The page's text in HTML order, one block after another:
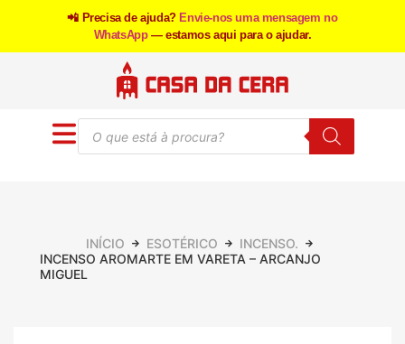
📲 Precisa de ajuda? Envie-nos uma mensagem no
WhatsApp — estamos aqui para o ajudar.
INÍCIO ESOTÉRICO
INCENSO.
INCENSO AROMARTE EM VARETA – ARCANJO
MIGUEL